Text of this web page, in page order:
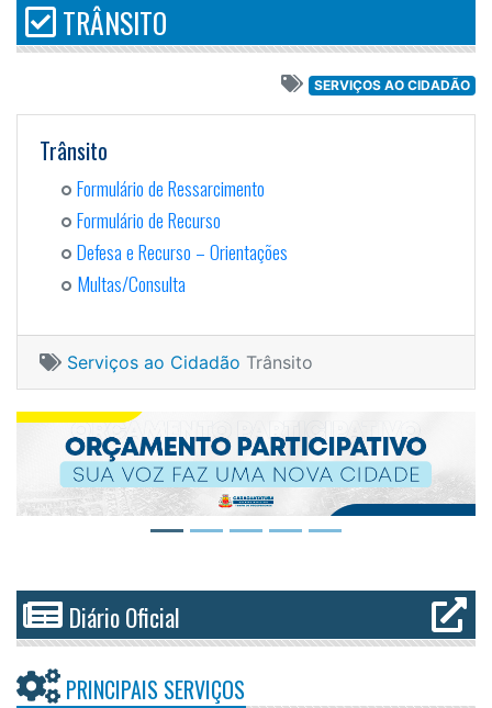
TRÂNSITO
SERVIÇOS AO CIDADÃO
Trânsito
Formulário de Ressarcimento
Formulário de Recurso
Defesa e Recurso – Orientações
Multas/Consulta
Serviços ao Cidadão Trânsito
Diário Oficial
PRINCIPAIS SERVIÇOS